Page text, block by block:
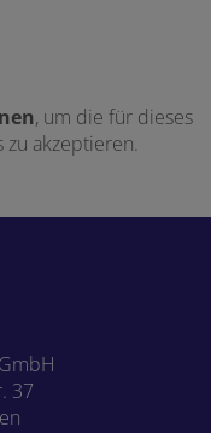
, um die für dieses
zu akzeptieren.
37